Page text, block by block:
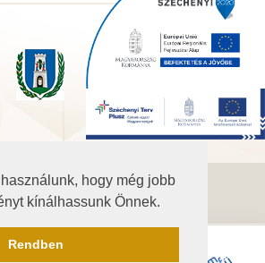
hogy még jobb
kínálhassunk Önnek.
Rendben
©2026 Baranya.hu
nyilatkozat